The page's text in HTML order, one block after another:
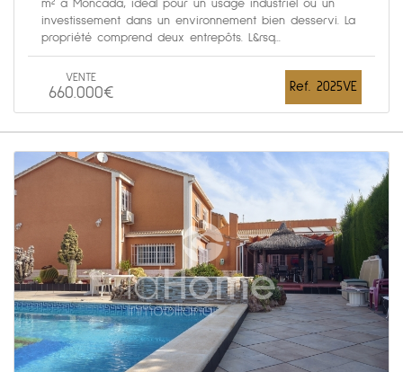
m² à Moncada, idéal pour un usage industriel ou un
investissement dans un environnement bien desservi. La
propriété comprend deux entrepôts. L&rsq...
VENTE
660.000€ Ref. 2025VE